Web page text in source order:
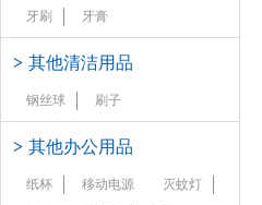
牙刷 牙膏
> 其他清洁用品
钢丝球 刷子
> 其他办公用品
纸杯 移动电源
灭蚊灯